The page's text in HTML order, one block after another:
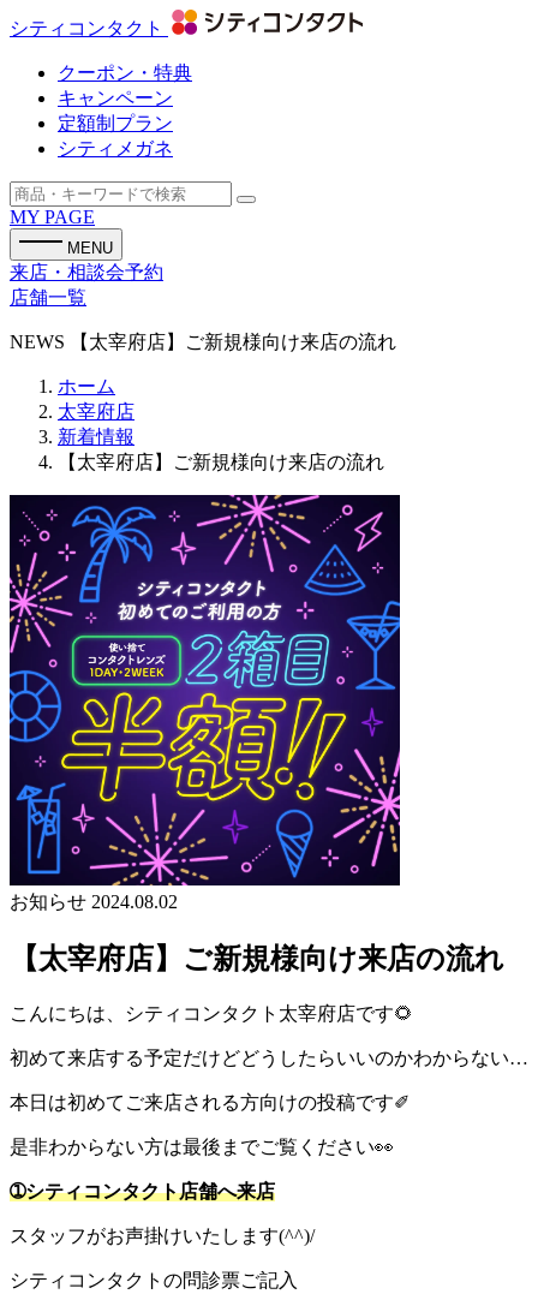
シティコンタクト
クーポン・特典
キャンペーン
定額制プラン
シティメガネ
MY PAGE
MENU
来店・相談会予約
店舗一覧
NEWS 【太宰府店】ご新規様向け来店の流れ
ホーム
太宰府店
新着情報
【太宰府店】ご新規様向け来店の流れ
お知らせ 2024.08.02
【太宰府店】ご新規様向け来店の流れ
こんにちは、シティコンタクト太宰府店です🌻
初めて来店する予定だけどどうしたらいいのかわからない…
本日は初めてご来店される方向けの投稿です✐
是非わからない方は最後までご覧ください👀
➀シティコンタクト店舗へ来店
スタッフがお声掛けいたします(^^)/
シティコンタクトの問診票ご記入